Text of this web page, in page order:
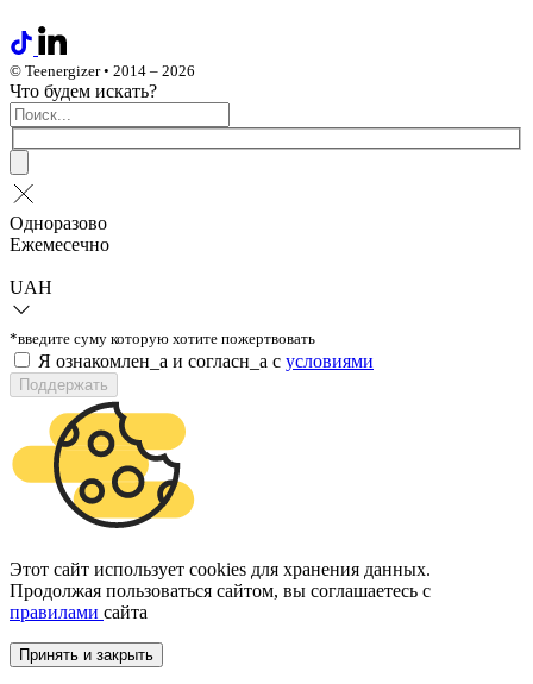
© Teenergizer • 2014 – 2026
Что будем искать?
Одноразово
Ежемесечно
UAH
*введите суму которую хотите пожертвовать
Я ознакомлен_а и согласн_а c условиями
Поддержать
Этот сайт использует cookies для хранения данных.
Продолжая пользоваться сайтом, вы соглашаетесь с
правилами сайта
Принять и закрыть